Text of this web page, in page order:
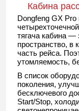
Кабина
Dongfeng GX
тягача кабина —
пространство, в
часть рейса.
утомляемость,
В список
поколения,
бесключевого
Start/Stop,